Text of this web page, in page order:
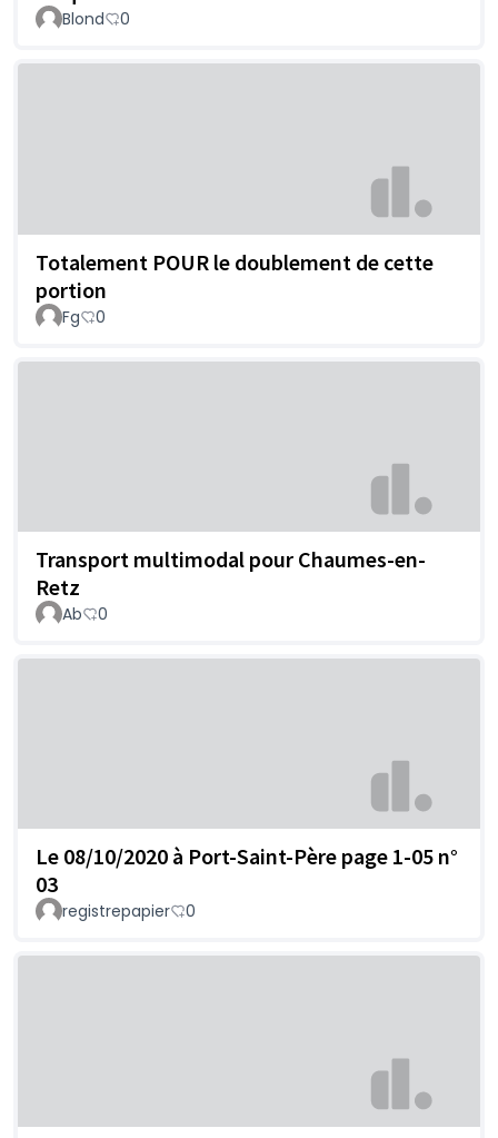
Blond 0
Totalement POUR le doublement de cette
portion
Fg 0
Transport multimodal pour Chaumes-en-
Retz
Ab 0
Le 08/10/2020 à Port-Saint-Père page 1-05 n°
03
registrepapier 0